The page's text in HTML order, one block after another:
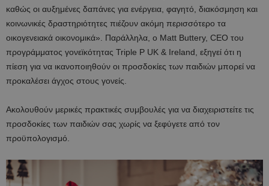
καθώς οι αυξημένες δαπάνες για ενέργεια, φαγητό, διακόσμηση και
κοινωνικές δραστηριότητες πιέζουν ακόμη περισσότερο τα
οικογενειακά οικονομικά». Παράλληλα, ο Matt Buttery, CEO του
προγράμματος γονεϊκότητας Triple P UK & Ireland, εξηγεί ότι η
πίεση για να ικανοποιηθούν οι προσδοκίες των παιδιών μπορεί να
προκαλέσει άγχος στους γονείς.
Ακολουθούν μερικές πρακτικές συμβουλές για να διαχειριστείτε τις
προσδοκίες των παιδιών σας χωρίς να ξεφύγετε από τον
προϋπολογισμό.